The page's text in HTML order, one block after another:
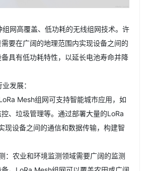
组网高覆盖、低功耗的无线组网技术。许
要在广阔的地理范围内实现设备之间的
具有低功耗特性，以延长电池寿命并降
发展：
Mesh组网可支持智能城市应用，如
、垃圾管理等。通过部署大量的LoRa
现设备之间的通信和数据传输，构建智
：农业和环境监测领域需要广阔的监测